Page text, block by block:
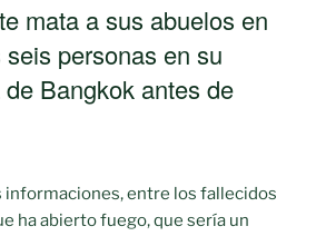
mata a sus abuelos en
personas en su
Bangkok antes de
informaciones, entre los fallecidos
ha abierto fuego, que sería un